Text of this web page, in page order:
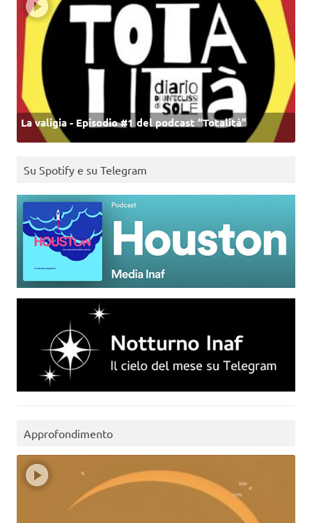
La valigia - Episodio #1 del podcast “Totalità”
Su Spotify e su Telegram
Approfondimento